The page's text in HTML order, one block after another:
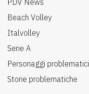
Beach Volley
Italvolley
Serie A
Personaggi problematici
Storie problematiche